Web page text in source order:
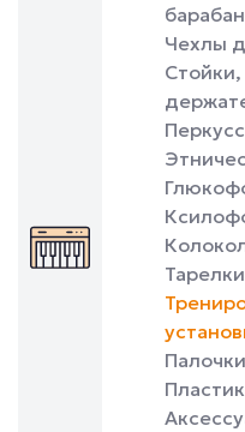
Чехлы
Стойки,
Палочки